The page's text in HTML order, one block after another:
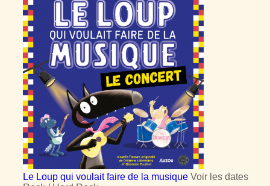
Le Loup qui voulait faire de la musique Voir les dates